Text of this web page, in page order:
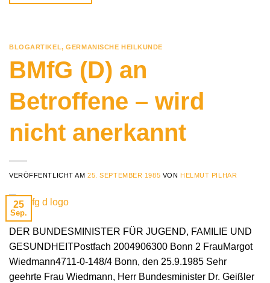
BLOGARTIKEL,GERMANISCHE HEILKUNDE
BMfG (D) an
Betroffene – wird
nicht anerkannt
VERÖFFENTLICHT AM25. SEPTEMBER 1985 VON HELMUT PILHAR
25
Sep.
DER BUNDESMINISTER FÜR JUGEND, FAMILIE UND
GESUNDHEITPostfach 2004906300 Bonn 2 FrauMargot
Wiedmann4711-0-148/4 Bonn, den 25.9.1985 Sehr
geehrte Frau Wiedmann, Herr Bundesminister Dr. Geißler